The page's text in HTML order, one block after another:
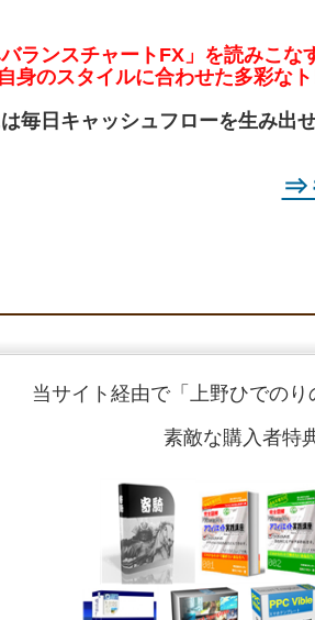
バランスチャートFX」を読みこ
身のスタイルに合わせた多彩な
毎日キャッシュフローを生み出
⇒
当サイト経由で「上野ひでのり
素敵な購入者特